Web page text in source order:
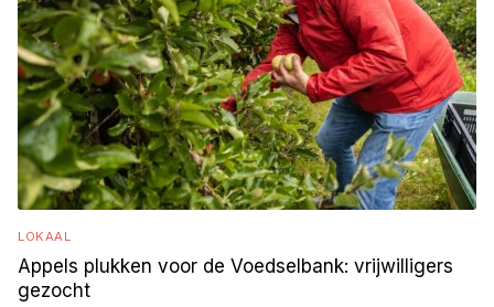
LOKAAL
Appels plukken voor de Voedselbank: vrijwilligers
gezocht